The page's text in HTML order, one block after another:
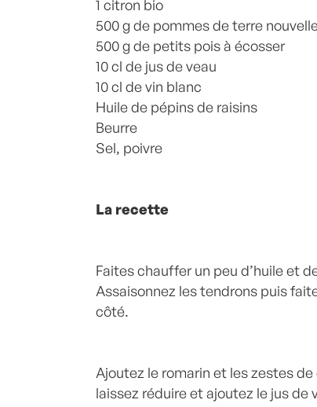
1 citron bio
500 g de pommes de terre
500 g de petits pois à écosser
10 cl de jus de veau
10 cl de vin blanc
Huile de pépins de raisins
Beurre
Sel, poivre
La recette
Faites chauffer un peu d’huile et
Assaisonnez les tendrons puis
côté.
Ajoutez le romarin et les zestes
laissez réduire et ajoutez le jus de